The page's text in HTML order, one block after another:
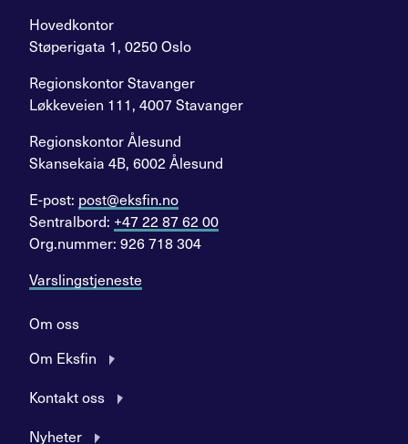
Hovedkontor
Støperigata 1, 0250 Oslo
Regionskontor Stavanger
Løkkeveien 111, 4007 Stavanger
Regionskontor Ålesund
Skansekaia 4B, 6002 Ålesund
E-post: post@eksfin.no
Sentralbord: +47 22 87 62 00
Org.nummer: 926 718 304
Varslingstjeneste
Om oss
Om Eksfin
Kontakt oss
Nyheter